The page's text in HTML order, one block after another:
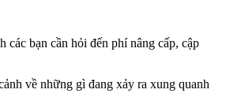
bạn cần hỏi đến phí nâng cấp, cập
về những gì đang xảy ra xung quanh